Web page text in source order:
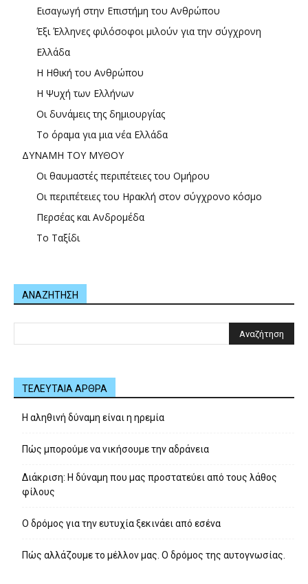
Εισαγωγή στην Επιστήμη του Ανθρώπου
Έξι Έλληνες φιλόσοφοι μιλούν για την σύγχρονη
Ελλάδα
Η Ηθική του Ανθρώπου
Η Ψυχή των Ελλήνων
Οι δυνάμεις της δημιουργίας
Το όραμα για μια νέα Ελλάδα
ΔΥΝΑΜΗ ΤΟΥ ΜΥΘΟΥ
Οι θαυμαστές περιπέτειες του Ομήρου
Οι περιπέτειες του Ηρακλή στον σύγχρονο κόσμο
Περσέας και Ανδρομέδα
Το Ταξίδι
ΑΝΑΖΗΤΗΣΗ
ΤΕΛΕΥΤΑΙΑ ΑΡΘΡΑ
Η αληθινή δύναμη είναι η ηρεμία
Πώς μπορούμε να νικήσουμε την αδράνεια
Διάκριση: Η δύναμη που μας προστατεύει από τους λάθος
φίλους
Ο δρόμος για την ευτυχία ξεκινάει από εσένα
Πώς αλλάζουμε το μέλλον μας. Ο δρόμος της αυτογνωσίας.